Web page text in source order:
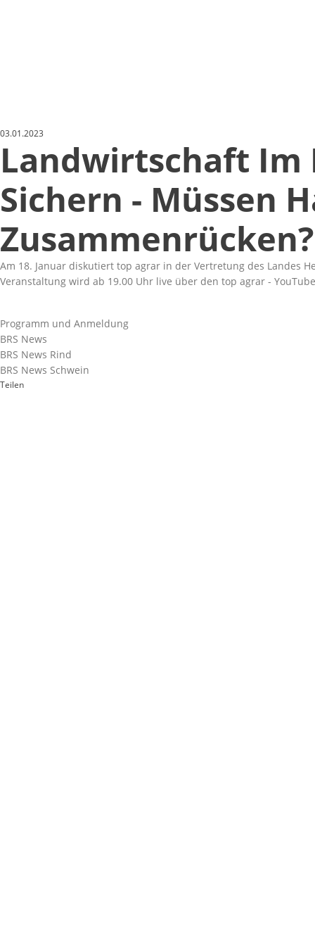
03.01.2023
Landwirtschaft Im
Sichern - Müssen
Zusammenrücken?
Am 18. Januar diskutiert top agrar in der Vertretung des Landes
Veranstaltung wird ab 19.00 Uhr live über den top agrar -
Programm und Anmeldung
BRS News
BRS News Rind
BRS News Schwein
Teilen